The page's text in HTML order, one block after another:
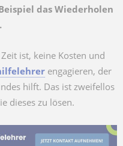
das Wiederholen
ist, keine Kosten und
engagieren, der
hilft. Das ist zweifellos
dieses zu lösen.